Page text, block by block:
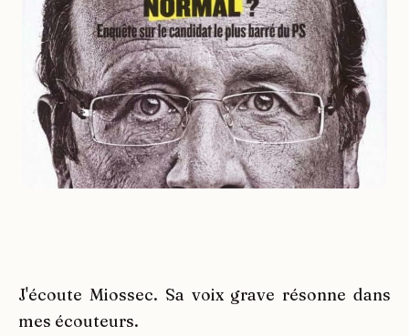
J'écoute Miossec. Sa voix grave résonne dans
mes écouteurs.